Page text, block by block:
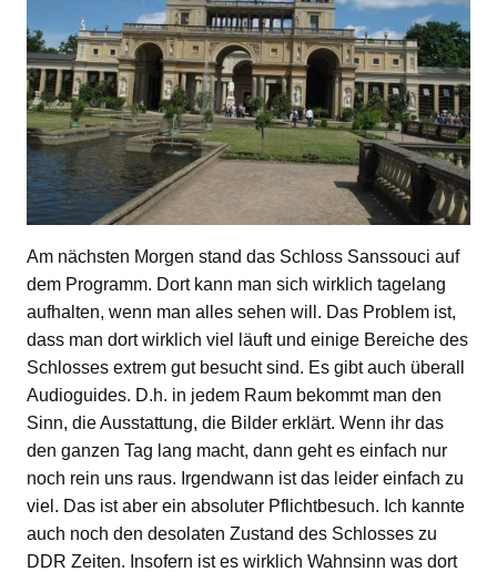
Am nächsten Morgen stand das Schloss Sanssouci auf
dem Programm. Dort kann man sich wirklich tagelang
aufhalten, wenn man alles sehen will. Das Problem ist,
dass man dort wirklich viel läuft und einige Bereiche des
Schlosses extrem gut besucht sind. Es gibt auch überall
Audioguides. D.h. in jedem Raum bekommt man den
Sinn, die Ausstattung, die Bilder erklärt. Wenn ihr das
den ganzen Tag lang macht, dann geht es einfach nur
noch rein uns raus. Irgendwann ist das leider einfach zu
viel. Das ist aber ein absoluter Pflichtbesuch. Ich kannte
auch noch den desolaten Zustand des Schlosses zu
DDR Zeiten. Insofern ist es wirklich Wahnsinn was dort